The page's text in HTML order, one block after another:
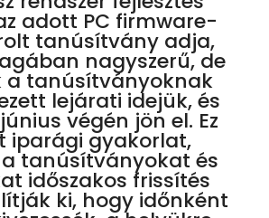
adott PC firmware-
tanúsítvány adja,
nagyszerű, de
a tanúsítványoknak
lejárati idejük, és
végén jön el. Ez
iparági gyakorlat,
tanúsítványokat és
időszakos frissítés
ki, hogy időnként